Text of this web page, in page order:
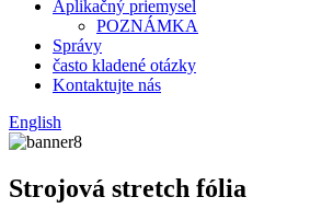
Aplikačný priemysel
POZNÁMKA
Správy
často kladené otázky
Kontaktujte nás
English
Strojová stretch fólia